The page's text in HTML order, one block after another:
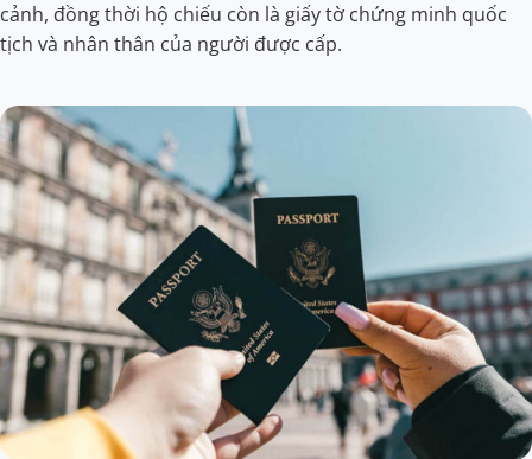
cảnh, đồng thời hộ chiếu còn là giấy tờ chứng minh quốc
tịch và nhân thân của người được cấp.